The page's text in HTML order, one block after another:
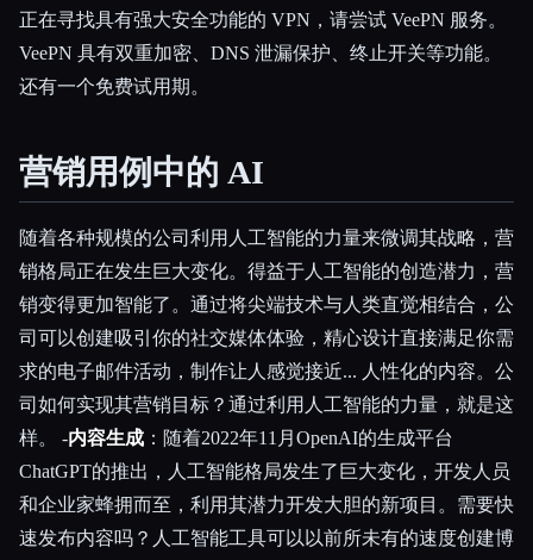
正在寻找具有强大安全功能的 VPN，请尝试 VeePN 服务。
VeePN 具有双重加密、DNS 泄漏保护、终止开关等功能。
还有一个免费试用期。
营销用例中的 AI
随着各种规模的公司利用人工智能的力量来微调其战略，营
销格局正在发生巨大变化。得益于人工智能的创造潜力，营
销变得更加智能了。通过将尖端技术与人类直觉相结合，公
司可以创建吸引你的社交媒体体验，精心设计直接满足你需
求的电子邮件活动，制作让人感觉接近... 人性化的内容。公
司如何实现其营销目标？通过利用人工智能的力量，就是这
样。 -内容生成 ：随着2022年11月OpenAI的生成平台
ChatGPT的推出，人工智能格局发生了巨大变化，开发人员
和企业家蜂拥而至，利用其潜力开发大胆的新项目。需要快
速发布内容吗？人工智能工具可以以前所未有的速度创建博